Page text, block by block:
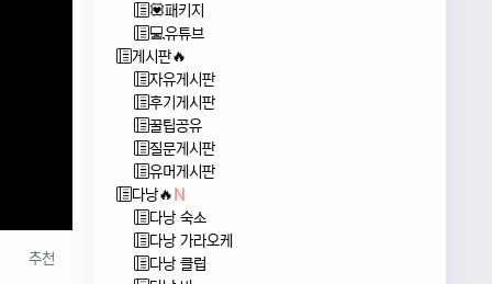
추천
💟패키지
💻유튜브
게시판🔥
자유게시판
후기게시판
꿀팁공유
질문게시판
유머게시판
다낭🔥 N
다낭 숙소
다낭 가라오케
다낭 클럽